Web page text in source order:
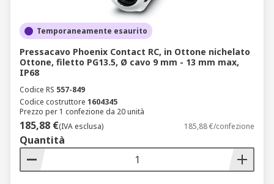
Temporaneamente esaurito
Pressacavo Phoenix Contact RC, in Ottone nichelato
Ottone, filetto PG13.5, Ø cavo 9 mm - 13 mm max,
IP68
Codice RS 557-849
Codice costruttore 1604345
Prezzo per 1 confezione da 20 unità
185,88 €(IVA esclusa) 185,88 €/confezione
Quantità